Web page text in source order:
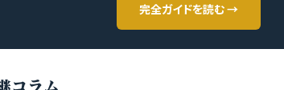
完全ガイドを読む →